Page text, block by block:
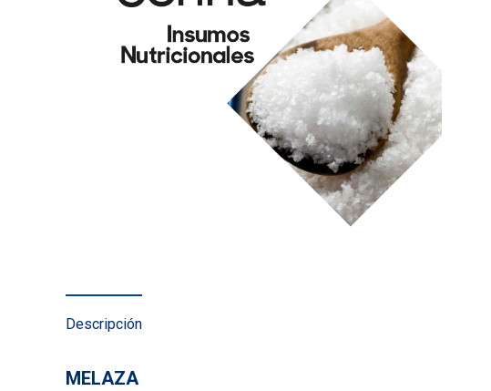
Descripción
MELAZA